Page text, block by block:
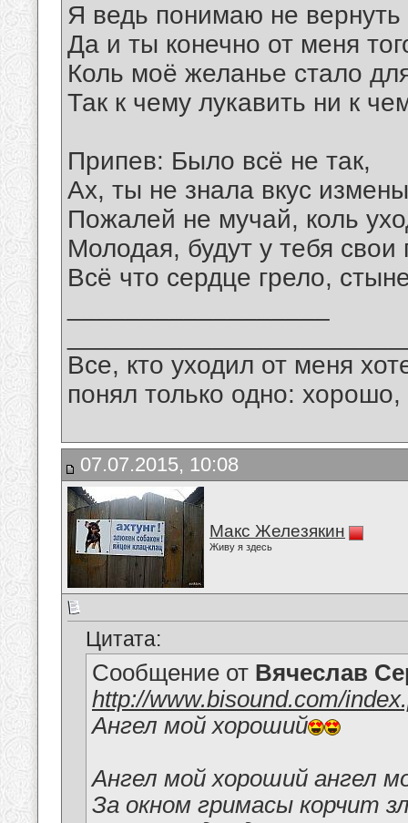
Я ведь понимаю не
Да и ты конечно от меня
Коль моё желанье стало
Так к чему лукавить ни к
Припев: Было всё не так,
Ах, ты не знала вкус
Пожалей не мучай, коль
Молодая, будут у тебя
Всё что сердце грело,
Все, кто уходил от меня
понял только одно:
07.07.2015, 10:08
Макс Железякин
Живу я здесь
Цитата:
Сообщение от Вячеслав
http://www.bisound.com/
Ангел мой хороший
Ангел мой хороший ангел
За окном гримасы корчит